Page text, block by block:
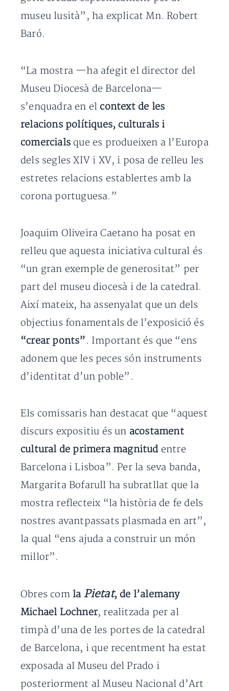
museu lusità”, ha explicat Mn. Robert
Baró.
“La mostra —ha afegit el director del
Museu Diocesà de Barcelona—
s’enquadra en el context de les
relacions polítiques, culturals i
comercials que es produeixen a l’Europa
dels segles XIV i XV, i posa de relleu les
estretes relacions establertes amb la
corona portuguesa.”
Joaquim Oliveira Caetano ha posat en
relleu que aquesta iniciativa cultural és
“un gran exemple de generositat” per
part del museu diocesà i de la catedral.
Així mateix, ha assenyalat que un dels
objectius fonamentals de l’exposició és
“crear ponts”. Important és que “ens
adonem que les peces són instruments
d’identitat d’un poble”.
Els comissaris han destacat que “aquest
discurs expositiu és un acostament
cultural de primera magnitud entre
Barcelona i Lisboa”. Per la seva banda,
Margarita Bofarull ha subratllat que la
mostra reflecteix “la història de fe dels
nostres avantpassats plasmada en art”,
la qual “ens ajuda a construir un món
millor”.
Obres com la Pietat, de l’alemany
Michael Lochner, realitzada per al
timpà d’una de les portes de la catedral
de Barcelona, i que recentment ha estat
exposada al Museu del Prado i
posteriorment al Museu Nacional d’Art